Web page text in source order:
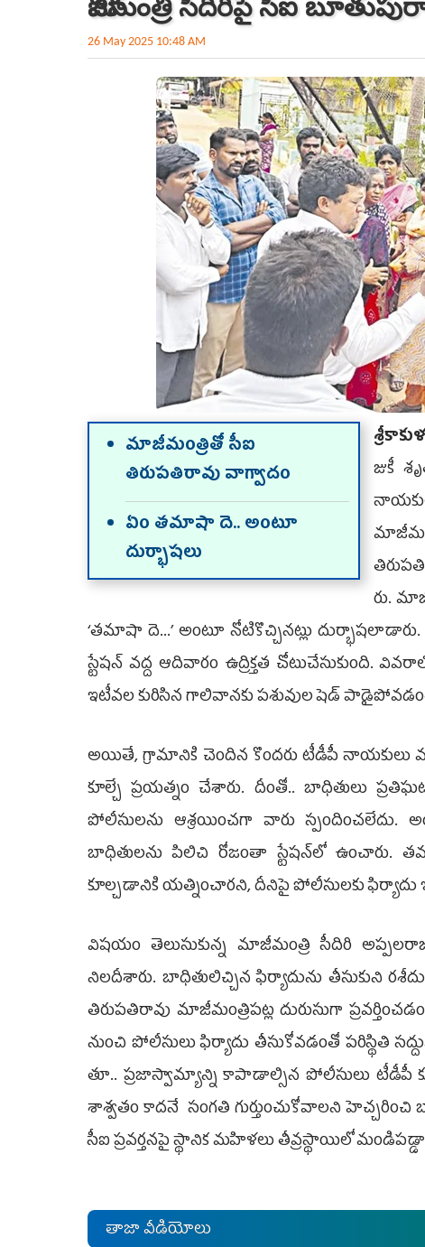
మాజీమంత్రి సీదిరిపై సీఐ
26 May 2025 10:48 AM
మాజీమంత్రితో సీఐ
తిరుపతిరావు వాగ్వాదం
ఏం తమాషా దె.. అంటూ
దుర్భాషలు
జుకీ
రు.
‘తమాషా దె...’ అంటూ నో­టికొ­చ్చినట్లు దుర్భాషలాడారు.
స్టేషన్‌ వద్ద ఆదివారం ఉద్రిక్తత చోటు­చేసుకుంది.
ఇటీవల కురిసిన గాలివానకు పశువుల షెడ్‌ పాడైపోవడంతో
అయితే, గ్రామానికి చెందిన కొందరు టీడీపీ నాయకులు
కూల్చే ప్రయత్నం చేశారు. దీంతో.. బాధితులు
పోలీసుల­ను ఆశ్రయించగా వారు స్పందించలేదు.
బాధితులను పిలిచి రోజంతా స్టేషన్‌లో ఉంచారు.
కూల్చడానికి యత్నించారని, దీనిపై పోలీసులకు
విషయం తెలుసుకున్న మాజీమంత్రి సీదిరి
నిలదీశారు. బాధితులిచ్చిన ఫిర్యాదును తీసుకుని
తిరుపతిరావు మాజీమంత్రిపట్ల దురు­సుగా
నుంచి పోలీసులు ఫిర్యాదు తీసుకోవడంతో పరిస్థితి
తూ.. ప్రజాస్వామ్యాన్ని కాపాడా­ల్సిన పోలీసులు
శాశ్వతం కాదనే సంగతి గుర్తుంచుకోవాలని
సీఐ ప్రవర్తనపై స్థానిక మహిళలు తీవ్రస్థాయిలో
తాజా వీడియోలు